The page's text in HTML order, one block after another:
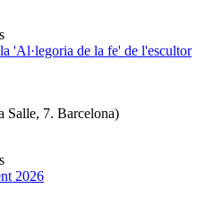
'Al·legoria de la fe' de l'escultor
Salle, 7. Barcelona)
2026